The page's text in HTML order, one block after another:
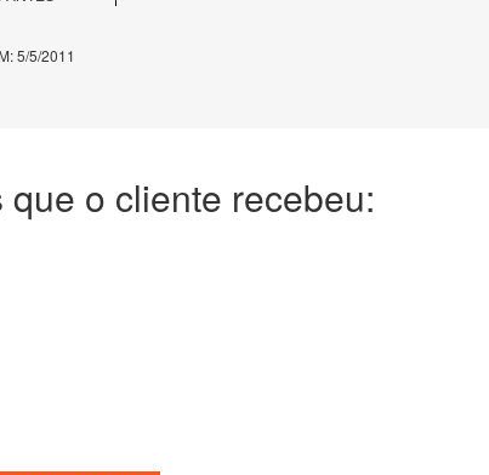
5/5/2011
o cliente recebeu: